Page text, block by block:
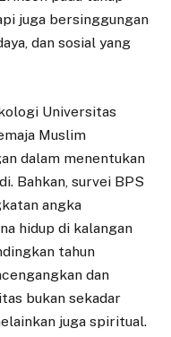
juga bersinggungan
dan sosial yang
Universitas
Muslim
dalam menentukan
Bahkan, survei BPS
angka
hidup di kalangan
tahun
dan
bukan sekadar
juga spiritual.